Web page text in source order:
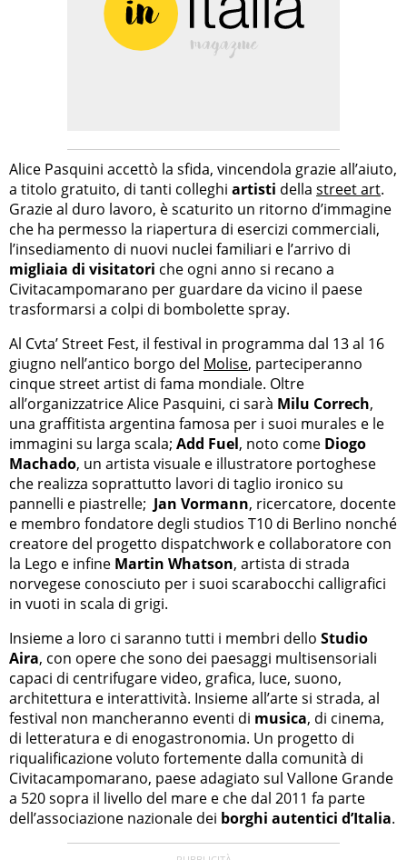
Alice Pasquini accettò la sfida, vincendola grazie all’aiuto,
a titolo gratuito, di tanti colleghi artisti della street art.
Grazie al duro lavoro, è scaturito un ritorno d’immagine
che ha permesso la riapertura di esercizi commerciali,
l’insediamento di nuovi nuclei familiari e l’arrivo di
migliaia di visitatori che ogni anno si recano a
Civitacampomarano per guardare da vicino il paese
trasformarsi a colpi di bombolette spray.
Al Cvta’ Street Fest, il festival in programma dal 13 al 16
giugno nell’antico borgo del Molise, parteciperanno
cinque street artist di fama mondiale. Oltre
all’organizzatrice Alice Pasquini, ci sarà Milu Correch,
una graffitista argentina famosa per i suoi murales e le
immagini su larga scala; Add Fuel, noto come Diogo
Machado, un artista visuale e illustratore portoghese
che realizza soprattutto lavori di taglio ironico su
pannelli e piastrelle; Jan Vormann, ricercatore, docente
e membro fondatore degli studios T10 di Berlino nonché
creatore del progetto dispatchwork e collaboratore con
la Lego e infine Martin Whatson, artista di strada
norvegese conosciuto per i suoi scarabocchi calligrafici
in vuoti in scala di grigi.
Insieme a loro ci saranno tutti i membri dello Studio
Aira, con opere che sono dei paesaggi multisensoriali
capaci di centrifugare video, grafica, luce, suono,
architettura e interattività. Insieme all’arte si strada, al
festival non mancheranno eventi di musica, di cinema,
di letteratura e di enogastronomia. Un progetto di
riqualificazione voluto fortemente dalla comunità di
Civitacampomarano, paese adagiato sul Vallone Grande
a 520 sopra il livello del mare e che dal 2011 fa parte
dell’associazione nazionale dei borghi autentici d’Italia.